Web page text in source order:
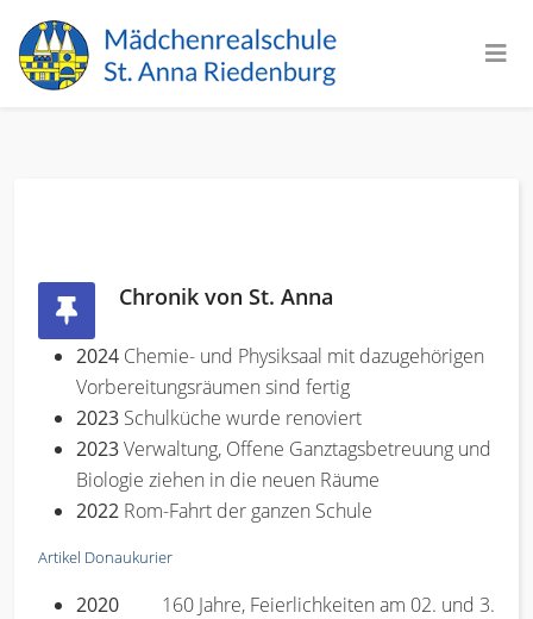
Chronik von St. Anna
2024 Chemie- und Physiksaal mit dazugehörigen
Vorbereitungsräumen sind fertig
2023 Schulküche wurde renoviert
2023Verwaltung, Offene Ganztagsbetreuung und
Biologie ziehen in die neuen Räume
2022 Rom-Fahrt der ganzen Schule
Artikel Donaukurier
2020
160 Jahre, Feierlichkeiten am 02. und 3.